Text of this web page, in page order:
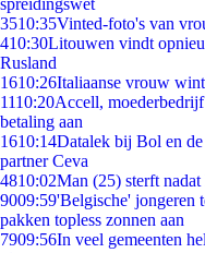
spreidingswet
3510:35Vinted-foto's van
410:30Litouwen vindt
Rusland
1610:26Italiaanse vrouw
1110:20Accell,
betaling aan
1610:14Datalek bij Bol en
partner Ceva
4810:02Man (25) sterft
9009:59'Belgische' jongeren
pakken topless zonnen aan
7909:56In veel gemeenten